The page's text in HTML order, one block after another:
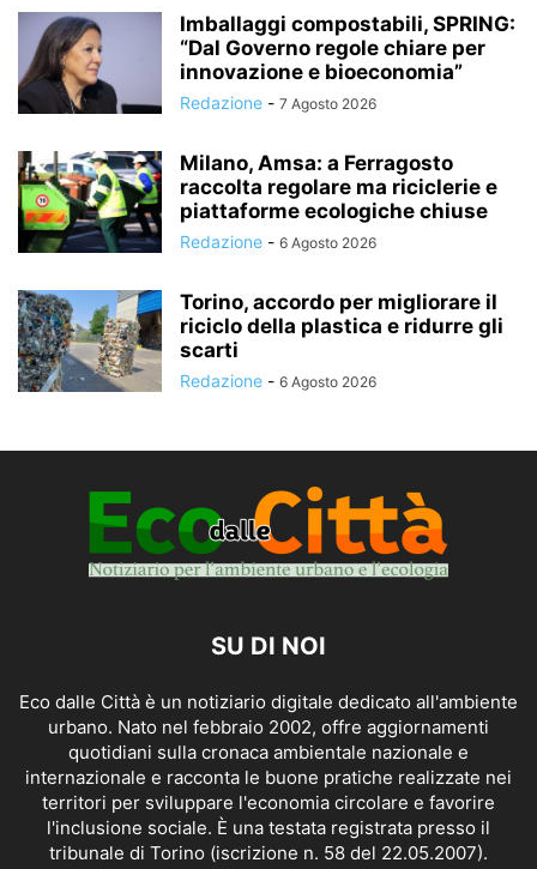
Imballaggi compostabili, SPRING:
“Dal Governo regole chiare per
innovazione e bioeconomia”
Redazione - 7 Agosto 2026
Milano, Amsa: a Ferragosto
raccolta regolare ma riciclerie e
piattaforme ecologiche chiuse
Redazione - 6 Agosto 2026
Torino, accordo per migliorare il
riciclo della plastica e ridurre gli
scarti
Redazione - 6 Agosto 2026
SU DI NOI
Eco dalle Città è un notiziario digitale dedicato all'ambiente
urbano. Nato nel febbraio 2002, offre aggiornamenti
quotidiani sulla cronaca ambientale nazionale e
internazionale e racconta le buone pratiche realizzate nei
territori per sviluppare l'economia circolare e favorire
l'inclusione sociale. È una testata registrata presso il
tribunale di Torino (iscrizione n. 58 del 22.05.2007).